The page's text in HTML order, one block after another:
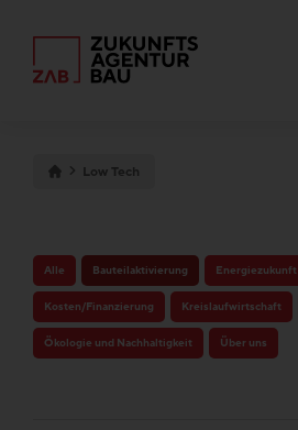
Low Tech
Alle Bauteilaktivierung Energiezukunft
Kosten/Finanzierung Kreislaufwirtschaft
Ökologie und Nachhaltigkeit Über uns